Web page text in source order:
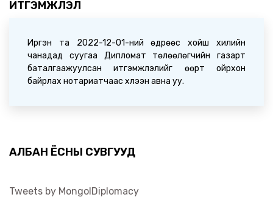
ИТГЭМЖЛЭЛ
Иргэн та 2022-12-01-ний өдрөөс хойш хилийн
чанадад суугаа Дипломат төлөөлөгчийн газарт
баталгаажуулсан итгэмжлэлийг өөрт ойрхон
байрлах нотариатчаас хүлээн авна уу.
АЛБАН ЁСНЫ СУВГУУД
Tweets by MongolDiplomacy